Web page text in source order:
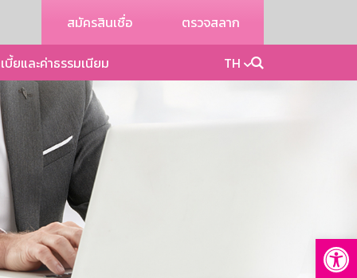
สมัครสินเชื่อ ตรวจสลาก
บี้ยและค่าธรรมเนียม TH